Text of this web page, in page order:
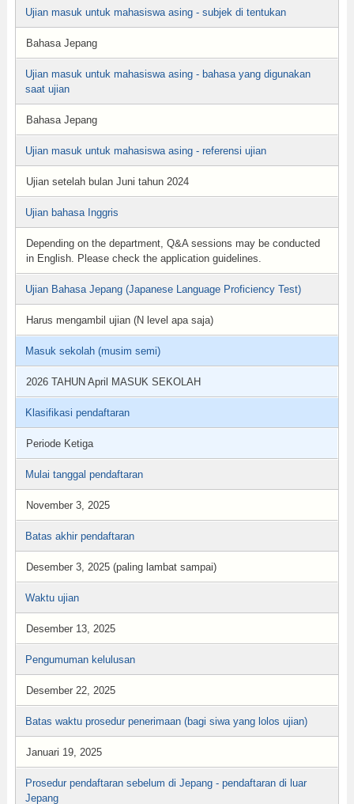
Ujian masuk untuk mahasiswa asing - subjek di tentukan
Bahasa Jepang
Ujian masuk untuk mahasiswa asing - bahasa yang digunakan
saat ujian
Bahasa Jepang
Ujian masuk untuk mahasiswa asing - referensi ujian
Ujian setelah bulan Juni tahun 2024
Ujian bahasa Inggris
Depending on the department, Q&A sessions may be conducted
in English. Please check the application guidelines.
Ujian Bahasa Jepang (Japanese Language Proficiency Test)
Harus mengambil ujian (N level apa saja)
Masuk sekolah (musim semi)
2026 TAHUN April MASUK SEKOLAH
Klasifikasi pendaftaran
Periode Ketiga
Mulai tanggal pendaftaran
November 3, 2025
Batas akhir pendaftaran
Desember 3, 2025 (paling lambat sampai)
Waktu ujian
Desember 13, 2025
Pengumuman kelulusan
Desember 22, 2025
Batas waktu prosedur penerimaan (bagi siwa yang lolos ujian)
Januari 19, 2025
Prosedur pendaftaran sebelum di Jepang - pendaftaran di luar
Jepang